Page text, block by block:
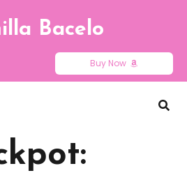
Bacelo
Buy Now